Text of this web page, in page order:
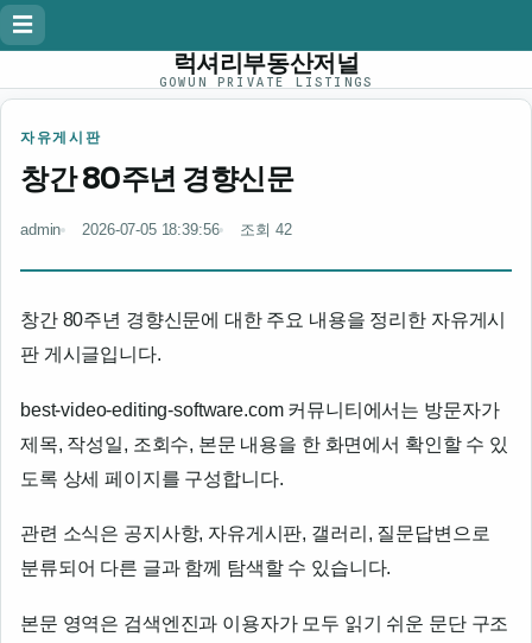
☰
럭셔리부동산저널
GOWUN PRIVATE LISTINGS
자유게시판
창간 80주년 경향신문
admin 2026-07-05 18:39:56 조회 42
창간 80주년 경향신문에 대한 주요 내용을 정리한 자유게시
판 게시글입니다.
best-video-editing-software.com 커뮤니티에서는 방문자가
제목, 작성일, 조회수, 본문 내용을 한 화면에서 확인할 수 있
도록 상세 페이지를 구성합니다.
관련 소식은 공지사항, 자유게시판, 갤러리, 질문답변으로
분류되어 다른 글과 함께 탐색할 수 있습니다.
본문 영역은 검색엔진과 이용자가 모두 읽기 쉬운 문단 구조